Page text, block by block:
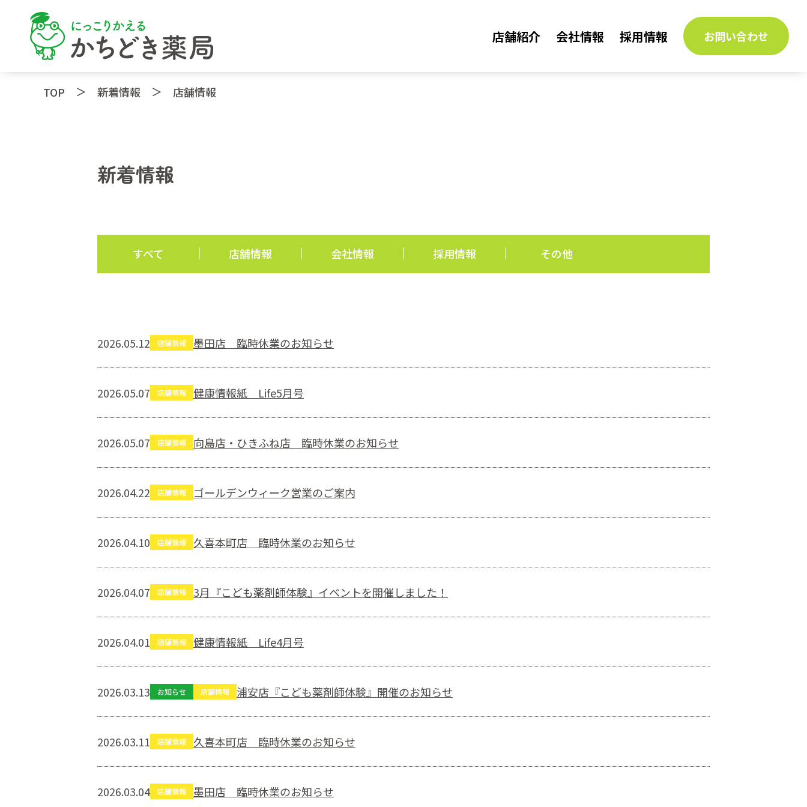
店舗紹介 会社情報 採用情報 お問い合わせ
TOP ＞ 新着情報 ＞ 店舗情報
新着情報
すべて 店舗情報 会社情報 採用情報 その他
2026.05.12 店舗情報 墨田店 臨時休業のお知らせ
2026.05.07 店舗情報 健康情報紙 Life5月号
2026.05.07 店舗情報 向島店・ひきふね店 臨時休業のお知らせ
2026.04.22 店舗情報 ゴールデンウィーク営業のご案内
2026.04.10 店舗情報 久喜本町店 臨時休業のお知らせ
2026.04.07 店舗情報 3月『こども薬剤師体験』イベントを開催しました！
2026.04.01 店舗情報 健康情報紙 Life4月号
2026.03.13 お知らせ 店舗情報 浦安店『こども薬剤師体験』開催のお知らせ
2026.03.11 店舗情報 久喜本町店 臨時休業のお知らせ
2026.03.04 店舗情報 墨田店 臨時休業のお知らせ